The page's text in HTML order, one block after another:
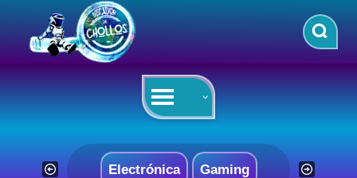
contenido
Electrónica Gaming